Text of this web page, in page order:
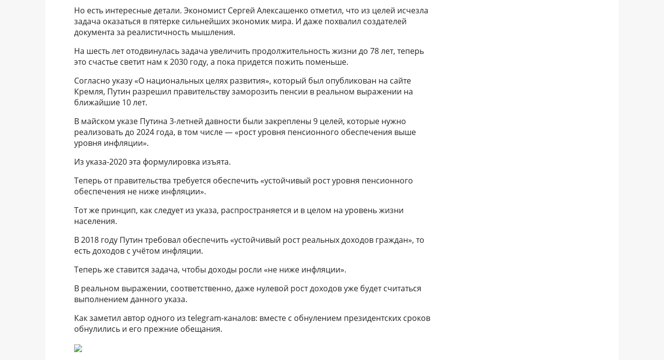
Но есть интересные детали. Экономист Сергей Алексашенко отметил, что из целей исчезла
задача оказаться в пятерке сильнейших экономик мира. И даже похвалил создателей
документа за реалистичность мышления.
На шесть лет отодвинулась задача увеличить продолжительность жизни до 78 лет, теперь
это счастье светит нам к 2030 году, а пока придется пожить поменьше.
Согласно указу «О национальных целях развития», который был опубликован на сайте
Кремля, Путин разрешил правительству заморозить пенсии в реальном выражении на
ближайшие 10 лет.
В майском указе Путина 3-летней давности были закреплены 9 целей, которые нужно
реализовать до 2024 года, в том числе — «рост уровня пенсионного обеспечения выше
уровня инфляции».
Из указа-2020 эта формулировка изъята.
Теперь от правительства требуется обеспечить «устойчивый рост уровня пенсионного
обеспечения не ниже инфляции».
Тот же принцип, как следует из указа, распространяется и в целом на уровень жизни
населения.
В 2018 году Путин требовал обеспечить «устойчивый рост реальных доходов граждан», то
есть доходов с учётом инфляции.
Теперь же ставится задача, чтобы доходы росли «не ниже инфляции».
В реальном выражении, соответственно, даже нулевой рост доходов уже будет считаться
выполнением данного указа.
Как заметил автор одного из telegram-каналов: вместе с обнулением президентских сроков
обнулились и его прежние обещания.